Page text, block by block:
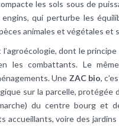
les sols sous de
qui perturbe les
animales et végétales et
dont le
les combattants. Le
Une ZAC bio,
sur la parcelle, protégée
du centre bourg et
accueillants, voire des